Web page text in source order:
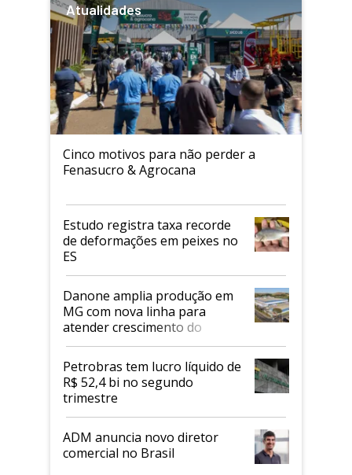
Atualidades
Cinco motivos para não perder a
Fenasucro & Agrocana
Estudo registra taxa recorde
de deformações em peixes no
ES
Danone amplia produção em
MG com nova linha para
atender crescimento do
mercado de alimentos
proteicos
Petrobras tem lucro líquido de
R$ 52,4 bi no segundo
trimestre
ADM anuncia novo diretor
comercial no Brasil